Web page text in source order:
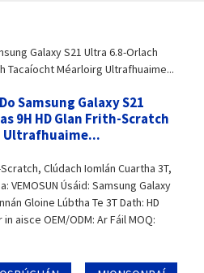
Samsung Galaxy S21
9H HD Glan Frith-Scratch
Ultrafhuaime...
Clúdach Iomlán Cuartha 3T,
VEMOSUN Úsáid: Samsung Galaxy
Gloine Lúbtha Te 3T Dath: HD
aisce OEM/ODM: Ar Fáil MOQ: